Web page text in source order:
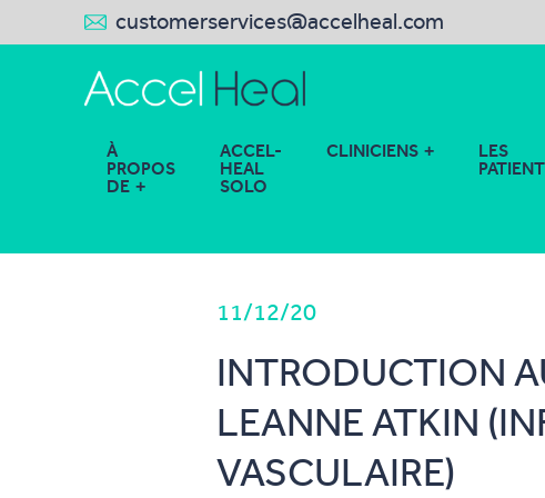
customerservices@accelheal.com
À
PROPOS
DE
ACCEL-
HEAL
SOLO
CLINICIENS
LES
11/12/20
INTRODUCTION
LEANNE ATKIN
VASCULAIRE)